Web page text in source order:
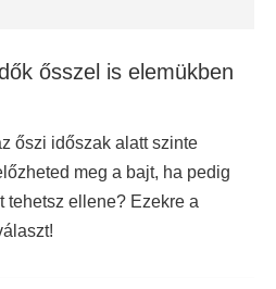
ősszel is elemükben
őszi időszak alatt szinte
meg a bajt, ha pedig
tehetsz ellene? Ezekre a